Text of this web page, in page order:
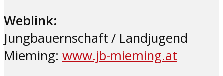
Weblink:
Jungbauernschaft / Landjugend
Mieming: www.jb-mieming.at